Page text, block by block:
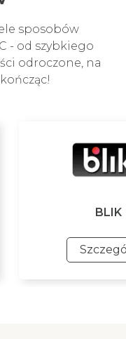
sposobów
- od szybkiego
odroczone, na
BLIK